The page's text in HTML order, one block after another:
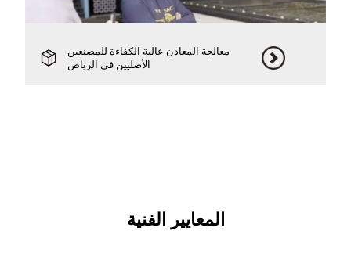
معالجة المعادن عالية الكفاءة للمصنعين
الأصليين في الرياض
المعايير الفنية